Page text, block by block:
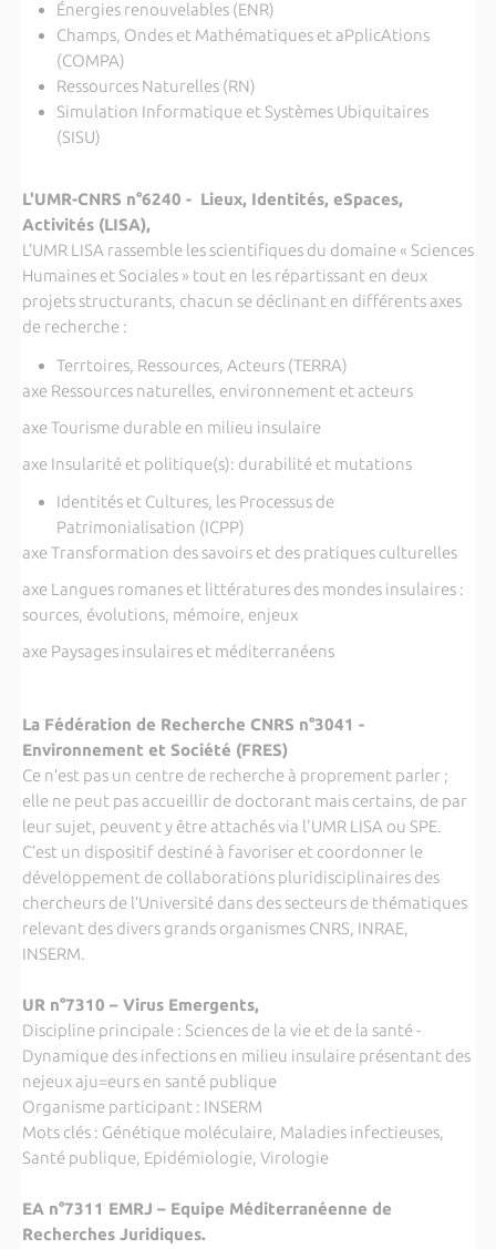
Énergies renouvelables (ENR)
Champs, Ondes et Mathématiques et aPplicAtions
(COMPA)
Ressources Naturelles (RN)
Simulation Informatique et Systèmes Ubiquitaires
(SISU)
L'UMR-CNRS n°6240 - Lieux, Identités, eSpaces,
Activités (LISA),
L’UMR LISA rassemble les scientifiques du domaine « Sciences
Humaines et Sociales » tout en les répartissant en deux
projets structurants, chacun se déclinant en différents axes
de recherche :
Terrtoires, Ressources, Acteurs (TERRA)
axe Ressources naturelles, environnement et acteurs
axe Tourisme durable en milieu insulaire
axe Insularité et politique(s): durabilité et mutations
Identités et Cultures, les Processus de
Patrimonialisation (ICPP)
axe Transformation des savoirs et des pratiques culturelles
axe Langues romanes et littératures des mondes insulaires :
sources, évolutions, mémoire, enjeux
axe Paysages insulaires et méditerranéens
La Fédération de Recherche CNRS n°3041 -
Environnement et Société (FRES)
Ce n’est pas un centre de recherche à proprement parler ;
elle ne peut pas accueillir de doctorant mais certains, de par
leur sujet, peuvent y être attachés via l'UMR LISA ou SPE.
C’est un dispositif destiné à favoriser et coordonner le
développement de collaborations pluridisciplinaires des
chercheurs de l’Université dans des secteurs de thématiques
relevant des divers grands organismes CNRS, INRAE,
INSERM.
UR n°7310 – Virus Emergents,
Discipline principale : Sciences de la vie et de la santé -
Dynamique des infections en milieu insulaire présentant des
nejeux aju=eurs en santé publique
Organisme participant : INSERM
Mots clés : Génétique moléculaire, Maladies infectieuses,
Santé publique, Epidémiologie, Virologie
EA n°7311 EMRJ – Equipe Méditerranéenne de
Recherches Juridiques.